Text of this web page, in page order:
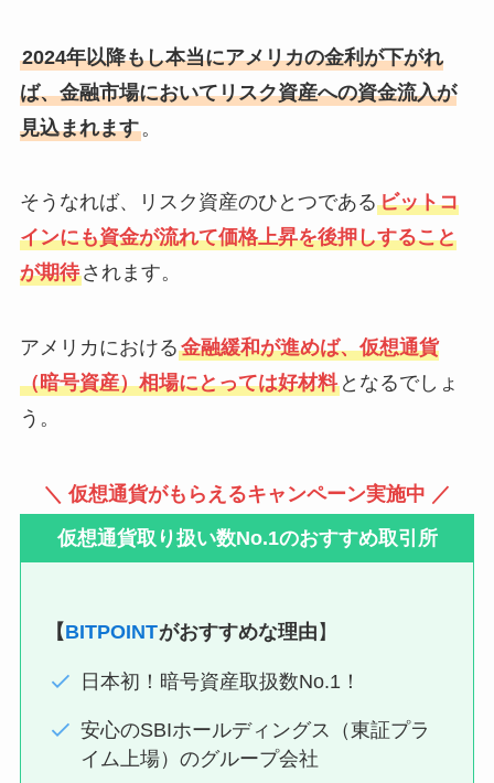
2024年以降もし本当にアメリカの金利が下がれ
ば、金融市場においてリスク資産への資金流入が
見込まれます。
そうなれば、リスク資産のひとつであるビットコ
インにも資金が流れて価格上昇を後押しすること
が期待されます。
アメリカにおける金融緩和が進めば、仮想通貨
（暗号資産）相場にとっては好材料となるでしょ
う。
＼ 仮想通貨がもらえるキャンペーン実施中 ／
仮想通貨取り扱い数No.1のおすすめ取引所
【BITPOINTがおすすめな理由 】
日本初！暗号資産取扱数No.1！
安心のSBIホールディングス（東証プラ
イム上場）のグループ会社